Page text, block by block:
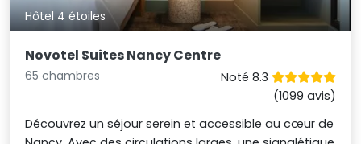
Hôtel 4 étoiles
Novotel Suites Nancy Centre
65 chambres
Noté 8.3
(1099 avis)
Découvrez un séjour serein et accessible au cœur de